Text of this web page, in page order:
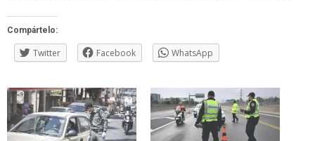
Compártelo:
Twitter Facebook WhatsApp